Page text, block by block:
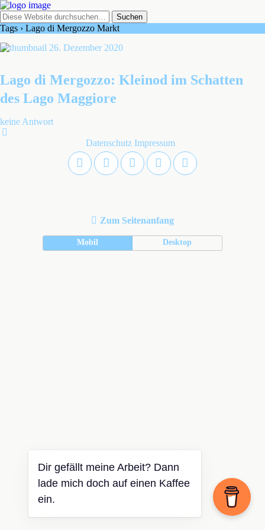
Tags › Lago di Mergozzo Markt
26. Dezember 2020
Lago di Mergozzo: Kleinod im Schatten
des Lago Maggiore
keine Antwort
Datenschutz Impressum
Zum Seitenanfang
Mobil Desktop
Dir gefällt meine Arbeit? Dann
lade mich doch auf einen Kaffee
ein.